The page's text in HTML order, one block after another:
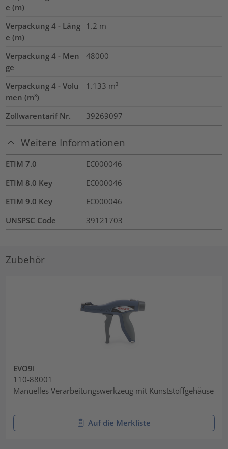
e (m)
Verpackung 4 - Läng
e (m)
1.2 m
Verpackung 4 - Men
ge
48000
Verpackung 4 - Volu
men (m³)
1.133 m³
Zollwarentarif Nr. 39269097
Weitere Informationen
ETIM 7.0
EC000046
ETIM 8.0 Key
EC000046
ETIM 9.0 Key
EC000046
UNSPSC Code
39121703
Zubehör
EVO9i
110-88001
Manuelles Verarbeitungswerkzeug mit Kunststoffgehäuse
Auf die Merkliste